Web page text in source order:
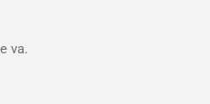
va.